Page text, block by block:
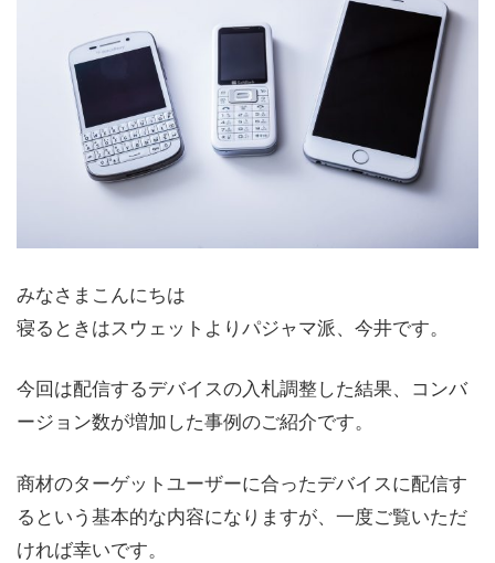
みなさまこんにちは
寝るときはスウェットよりパジャマ派、今井です。
今回は配信するデバイスの入札調整した結果、コンバ
ージョン数が増加した事例のご紹介です。
商材のターゲットユーザーに合ったデバイスに配信す
るという基本的な内容になりますが、一度ご覧いただ
ければ幸いです。